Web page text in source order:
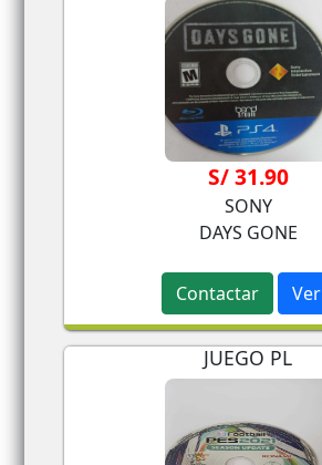
S/ 31.90
SONY
DAYS GONE
Contactar Ver
JUEGO PL